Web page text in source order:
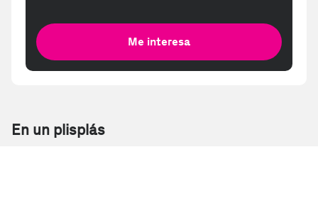
Me interesa
En un plisplás